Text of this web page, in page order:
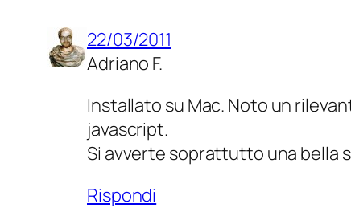
22/03/2011
Adriano F.
Installato su Mac. Noto un
javascript.
Si avverte soprattutto una bella
Rispondi